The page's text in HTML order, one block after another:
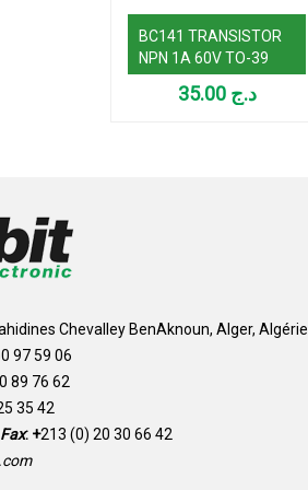
BC141 TRANSISTOR
NPN 1A 60V TO-39
د.ج 35.00
Chevalley BenAknoun, Alger, Algérie
97 59 06
89 76 62
35 42
Fax: +213 (0) 20 30 66 42